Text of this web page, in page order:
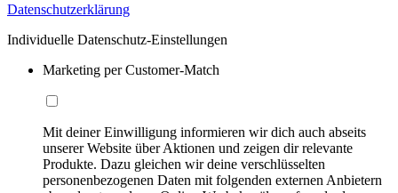
Datenschutzerklärung
Individuelle Datenschutz-Einstellungen
Marketing per Customer-Match
Mit deiner Einwilligung informieren wir dich auch abseits
unserer Website über Aktionen und zeigen dir relevante
Produkte. Dazu gleichen wir deine verschlüsselten
personenbezogenen Daten mit folgenden externen Anbietern